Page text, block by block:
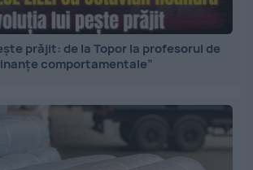
prăjit: de la Topor la profesorul de
comportamentale”